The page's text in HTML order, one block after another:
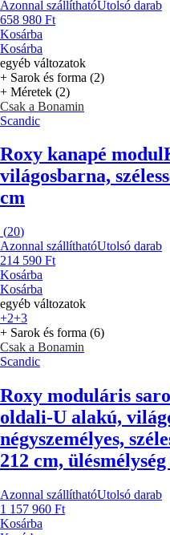
Azonnal szállíthatóUtolsó darab
658 980 Ft
Kosárba
Kosárba
egyéb változatok
+ Sarok és forma (2)
+ Méretek (2)
Csak a Bonamin
Scandic
Roxy kanapé modul
világosbarna,
cm
(20)
Azonnal szállíthatóUtolsó darab
214 590 Ft
Kosárba
Kosárba
egyéb változatok
+2+3
+ Sarok és forma (6)
Csak a Bonamin
Scandic
Roxy moduláris
oldali-U alakú,
négyszemélyes,
212 cm,
Azonnal szállíthatóUtolsó darab
1 157 960 Ft
Kosárba